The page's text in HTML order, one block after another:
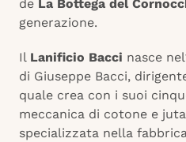
de La Bottega del
generazione.
Il Lanificio Bacci nasce
di Giuseppe Bacci,
quale crea con i suoi
meccanica di cotone e
specializzata nella